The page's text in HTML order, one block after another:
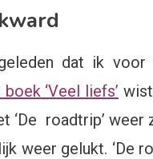
dat ik voor
boek ‘Veel liefs’
‘De roadtrip’
weer gelukt. ‘De